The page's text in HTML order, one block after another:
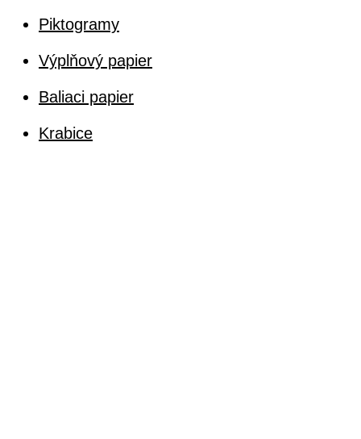
Piktogramy
Výplňový papier
Baliaci papier
Krabice